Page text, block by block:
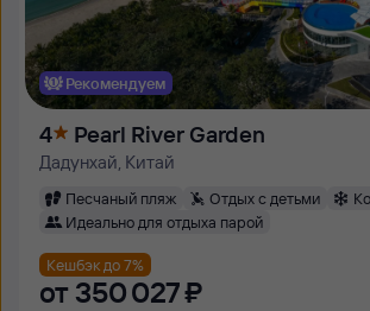
Рекомендуем
4 Pearl River Garden
Дадунхай, Китай
Песчаный пляж Отдых с детьми
Идеально для отдыха парой
Кешбэк до 7%
от 350 ⁠027 ⁠₽